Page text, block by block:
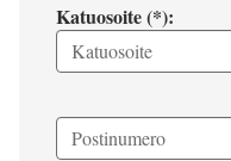
Katuosoite (*):